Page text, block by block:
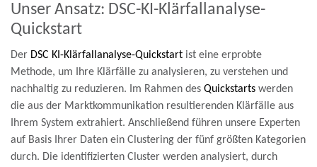
Unser Ansatz: DSC-KI-Klärfallanalyse-
Quickstart
Der DSC KI-Klärfallanalyse-Quickstart ist eine erprobte
Methode, um Ihre Klärfälle zu analysieren, zu verstehen und
nachhaltig zu reduzieren. Im Rahmen des Quickstarts werden
die aus der Marktkommunikation resultierenden Klärfälle aus
Ihrem System extrahiert. Anschließend führen unsere Experten
auf Basis Ihrer Daten ein Clustering der fünf größten Kategorien
durch. Die identifizierten Cluster werden analysiert, durch